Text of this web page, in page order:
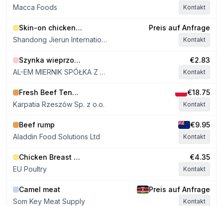
Macca Foods
Kontakt
Skin-on chicken thigh meat
Shandong Jierun International Trade Co., Ltd
Preis auf Anfrage
Kontakt
Szynka wieprzowa bez kości
AL-EM MIERNIK SPÓŁKA Z OGRANICZONĄ ODPOWIEDZIALNOŚCIĄ
€2.83
Kontakt
Fresh Beef Tenderloin 0.9–1.4 kg
Karpatia Rzeszów Sp. z o.o.
€18.75
Kontakt
Beef rump
Aladdin Food Solutions Ltd
€9.95
Kontakt
Chicken Breast Slices Roasted 5mm
EU Poultry
€4.35
Kontakt
Camel meat
Som Key Meat Supply
Preis auf Anfrage
Kontakt